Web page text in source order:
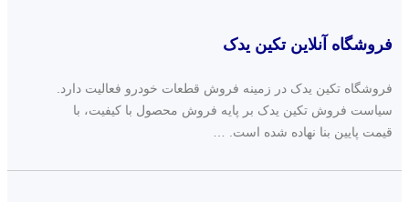
فروشگاه آنلاین تکین یدک
فروشگاه تکین یدک در زمینه فروش قطعات خودرو فعالیت دارد.
سیاست فروش تکین یدک بر پایه فروش محصول با کیفیت، با
قیمت پایین بنا نهاده شده است. …